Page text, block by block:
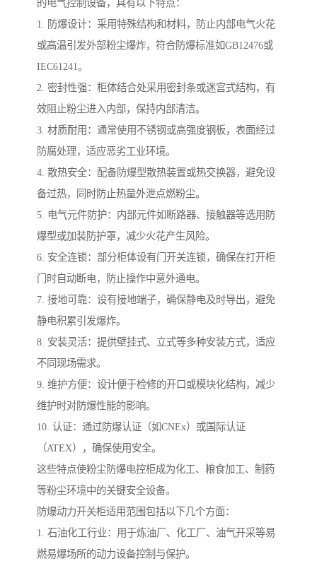
的电气控制设备，具有以下特点：
1. 防爆设计：采用特殊结构和材料，防止内部电气火花
或高温引发外部粉尘爆炸，符合防爆标准如GB12476或
IEC61241。
2. 密封性强：柜体结合处采用密封条或迷宫式结构，有
效阻止粉尘进入内部，保持内部清洁。
3. 材质耐用：通常使用不锈钢或高强度钢板，表面经过
防腐处理，适应恶劣工业环境。
4. 散热安全：配备防爆型散热装置或热交换器，避免设
备过热，同时防止热量外泄点燃粉尘。
5. 电气元件防护：内部元件如断路器、接触器等选用防
爆型或加装防护罩，减少火花产生风险。
6. 安全连锁：部分柜体设有门开关连锁，确保在打开柜
门时自动断电，防止操作中意外通电。
7. 接地可靠：设有接地端子，确保静电及时导出，避免
静电积累引发爆炸。
8. 安装灵活：提供壁挂式、立式等多种安装方式，适应
不同现场需求。
9. 维护方便：设计便于检修的开口或模块化结构，减少
维护时对防爆性能的影响。
10. 认证：通过防爆认证（如CNEx）或国际认证
（ATEX），确保使用安全。
这些特点使粉尘防爆电控柜成为化工、粮食加工、制药
等粉尘环境中的关键安全设备。
防爆动力开关柜适用范围包括以下几个方面：
1. 石油化工行业：用于炼油厂、化工厂、油气开采等易
燃易爆场所的动力设备控制与保护。